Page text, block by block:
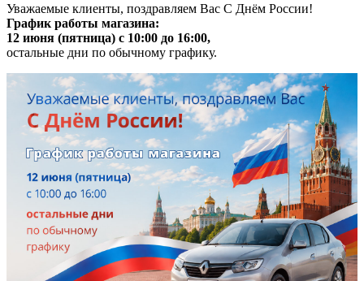
Уважаемые клиенты, поздравляем Вас С Днём России!
График работы магазина:
12 июня (пятница) с 10:00 до 16:00,
остальные дни по обычному графику.